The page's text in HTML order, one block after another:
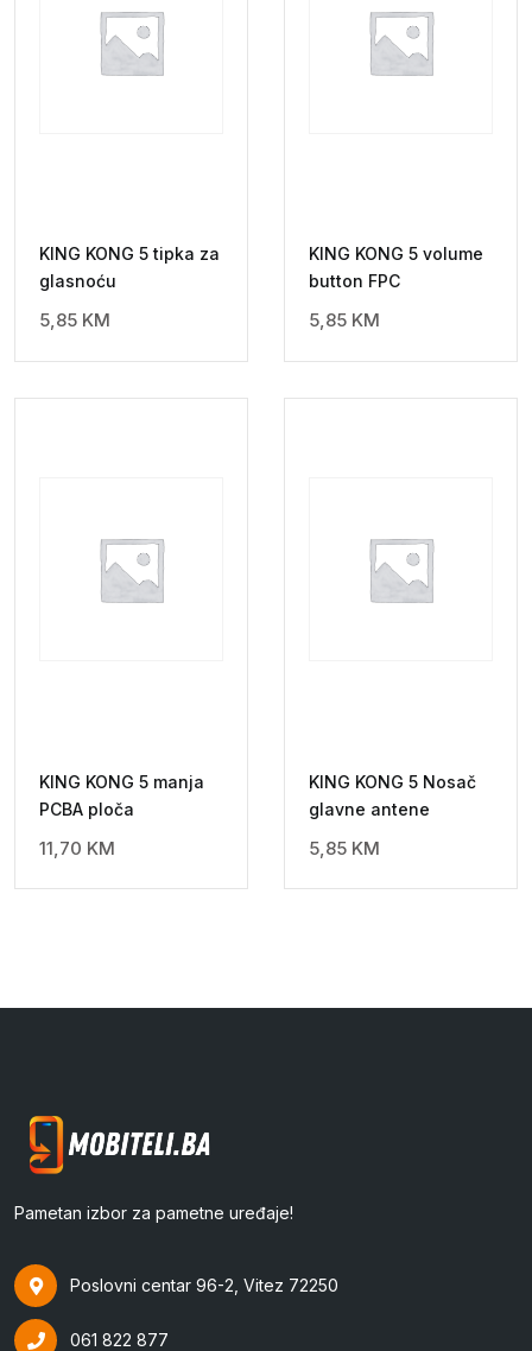
KING KONG 5 tipka za
glasnoću
5,85 KM
KING KONG 5 volume
button FPC
5,85 KM
KING KONG 5 manja
PCBA ploča
11,70 KM
KING KONG 5 Nosač
glavne antene
5,85 KM
Pametan izbor za pametne uređaje!
Poslovni centar 96-2, Vitez 72250
061 822 877